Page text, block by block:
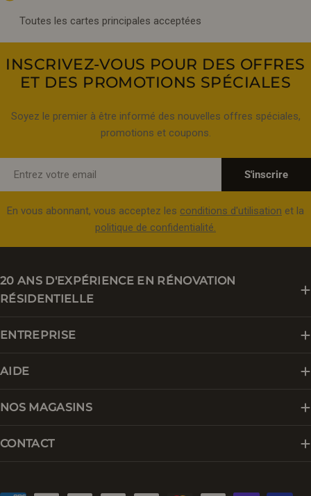
Toutes les cartes principales acceptées
INSCRIVEZ-VOUS POUR DES OFFRES
ET DES PROMOTIONS SPÉCIALES
Soyez le premier à être informé des nouvelles offres spéciales,
promotions et coupons.
S'inscrire
En vous abonnant, vous acceptez les conditions d'utilisation et la
politique de confidentialité.
20 ANS D'EXPÉRIENCE EN RÉNOVATION
RÉSIDENTIELLE
ENTREPRISE
AIDE
NOS MAGASINS
CONTACT